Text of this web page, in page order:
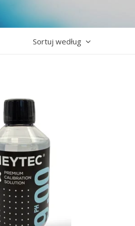
Sortuj według